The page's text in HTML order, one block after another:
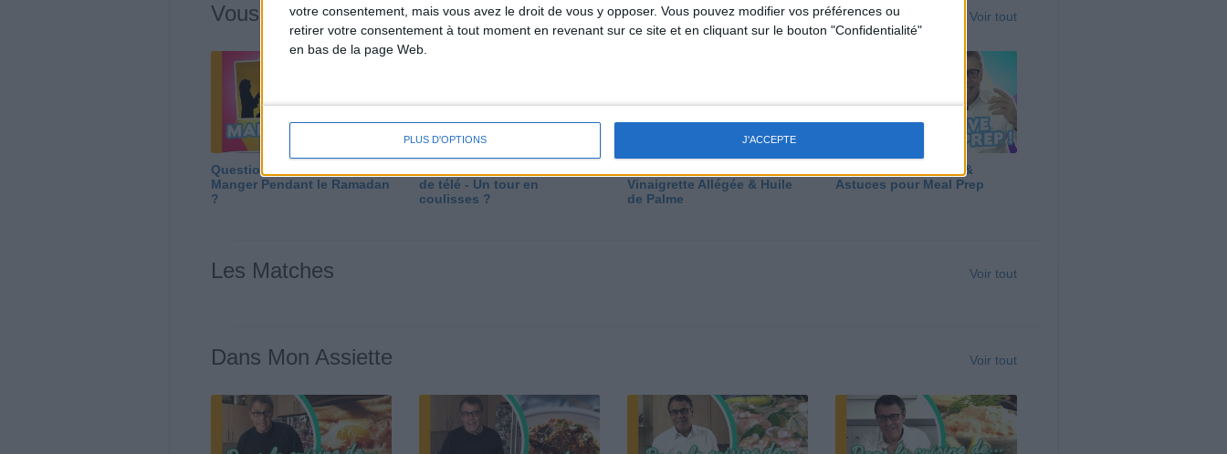
votre consentement, mais vous avez le droit de vous y opposer. Vous pouvez modifier vos préférences ou
retirer votre consentement à tout moment en revenant sur ce site et en cliquant sur le bouton "Confidentialité"
en bas de la page Web.
PLUS D'OPTIONS J'ACCEPTE
Vous m'avez demandé Voir tout
Question/Réponse : Que
Manger Pendant le Ramadan
?
de télé - Un tour en
coulisses ?
Vinaigrette Allégée & Huile
de Palme
Panga, Huile d'Olive &
Astuces pour Meal Prep
Les Matches Voir tout
Dans Mon Assiette Voir tout